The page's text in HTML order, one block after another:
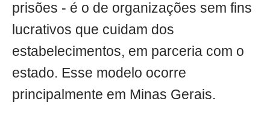
prisões - é o de organizações sem fins
lucrativos que cuidam dos
estabelecimentos, em parceria com o
estado. Esse modelo ocorre
principalmente em Minas Gerais.